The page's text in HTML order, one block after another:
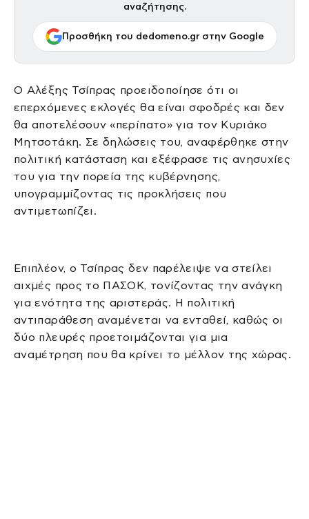
αναζήτησης.
Προσθήκη του dedomeno.gr στην Google
Ο Αλέξης Τσίπρας προειδοποίησε ότι οι
επερχόμενες εκλογές θα είναι σφοδρές και δεν
θα αποτελέσουν «περίπατο» για τον Κυριάκο
Μητσοτάκη. Σε δηλώσεις του, αναφέρθηκε στην
πολιτική κατάσταση και εξέφρασε τις ανησυχίες
του για την πορεία της κυβέρνησης,
υπογραμμίζοντας τις προκλήσεις που
αντιμετωπίζει.
Επιπλέον, ο Τσίπρας δεν παρέλειψε να στείλει
αιχμές προς το ΠΑΣΟΚ, τονίζοντας την ανάγκη
για ενότητα της αριστεράς. Η πολιτική
αντιπαράθεση αναμένεται να ενταθεί, καθώς οι
δύο πλευρές προετοιμάζονται για μια
αναμέτρηση που θα κρίνει το μέλλον της χώρας.